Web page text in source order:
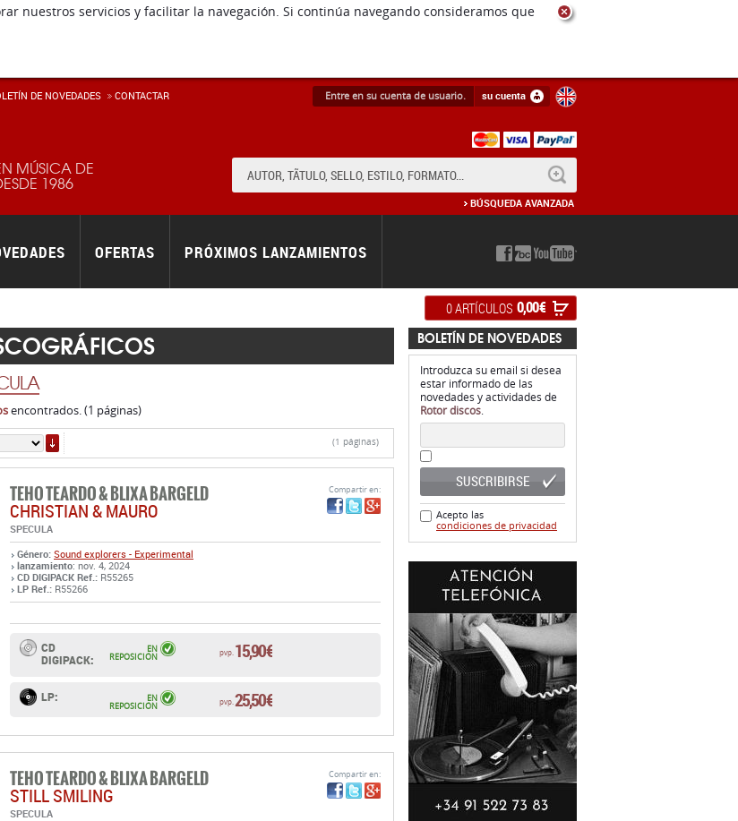
nuestros servicios y facilitar la navegación. Si continúa navegando consideramos que
MÚSICA DE
1986
Entre en su cuenta de usuario. su cuenta
BÚSQUEDA AVANZADA
0 ARTÍCULOS 0,00 €
OFERTAS PRÓXIMOS LANZAMIENTOS
DE NOVEDADES CONTACTAR
encontrados. (1 páginas)
ORDENAR (1 páginas)
TEHO TEARDO & BLIXA BARGELD
CHRISTIAN & MAURO
SPECULA
Género: Sound explorers - Experimental
lanzamiento: nov. 4, 2024
CD DIGIPACK Ref.: R55265
LP Ref.: R55266
Compartir en:
CD
DIGIPACK:
pvp. 15,90 €
EN
REPOSICIÓN
LP: pvp. 25,50 €
EN
REPOSICIÓN
TEHO TEARDO & BLIXA BARGELD
STILL SMILING
SPECULA
Compartir en:
BOLETÍN DE NOVEDADES
Introduzca su email si desea
estar informado de las
novedades y actividades de
Rotor discos.
SUSCRIBIRSE
Acepto las
condiciones de privacidad